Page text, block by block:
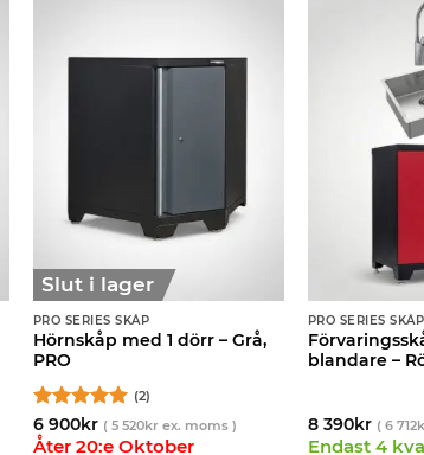
Slut i lager
PRO SERIES SKÅP
Hörnskåp med 1 dörr – Grå,
PRO
Betygsatt 5
av 5
(2)
6 900kr ( 5 520krex. moms )
Åter 20:e Oktober
PRO SERIES SKÅP
blandare –
8 390kr ( 6 712
Endast 4